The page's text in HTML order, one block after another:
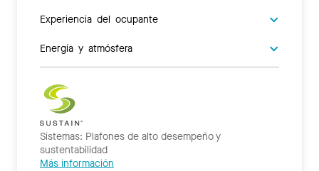
Experiencia del ocupante
Energía y atmósfera
Sistemas: Plafones de alto desempeño y
sustentabilidad
Más información